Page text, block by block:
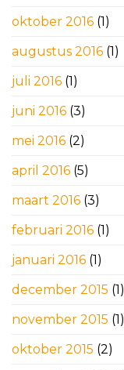
oktober 2016 (1)
augustus 2016 (1)
juli 2016 (1)
juni 2016 (3)
mei 2016 (2)
april 2016 (5)
maart 2016 (3)
februari 2016 (1)
januari 2016 (1)
december 2015 (1)
november 2015 (1)
oktober 2015 (2)